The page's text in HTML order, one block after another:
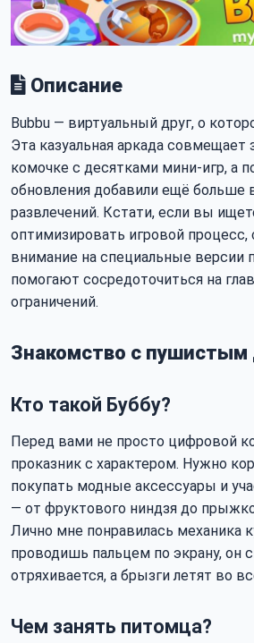
Описание
Bubbu — виртуальный друг, о
Эта казуальная аркада
комочке с десятками мини-игр, а
обновления добавили ещё больше
развлечений. Кстати, если вы
оптимизировать игровой процесс,
внимание на специальные версии
помогают сосредоточиться на
ограничений.
Знакомство с пушистым
Кто такой Буббу?
Перед вами не просто цифровой
проказник с характером. Нужно
покупать модные аксессуары и
— от фруктового ниндзя до
Лично мне понравилась механика
проводишь пальцем по экрану, он
отряхивается, а брызги летят во
Чем занять питомца?